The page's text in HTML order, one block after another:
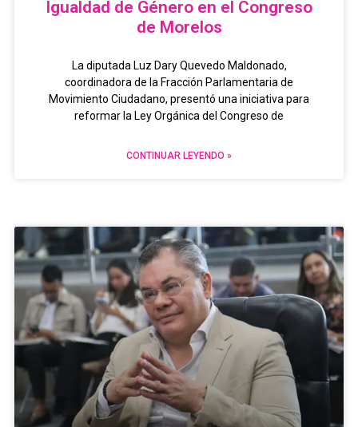
Igualdad de Género en el Congreso
de Morelos
La diputada Luz Dary Quevedo Maldonado,
coordinadora de la Fracción Parlamentaria de
Movimiento Ciudadano, presentó una iniciativa para
reformar la Ley Orgánica del Congreso de
CONTINUAR LEYENDO »